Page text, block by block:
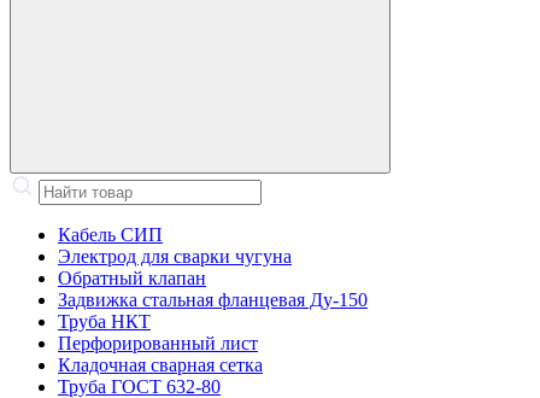
Кабель СИП
Электрод для сварки чугуна
Обратный клапан
Задвижка стальная фланцевая Ду-150
Труба НКТ
Перфорированный лист
Кладочная сварная сетка
Труба ГОСТ 632-80